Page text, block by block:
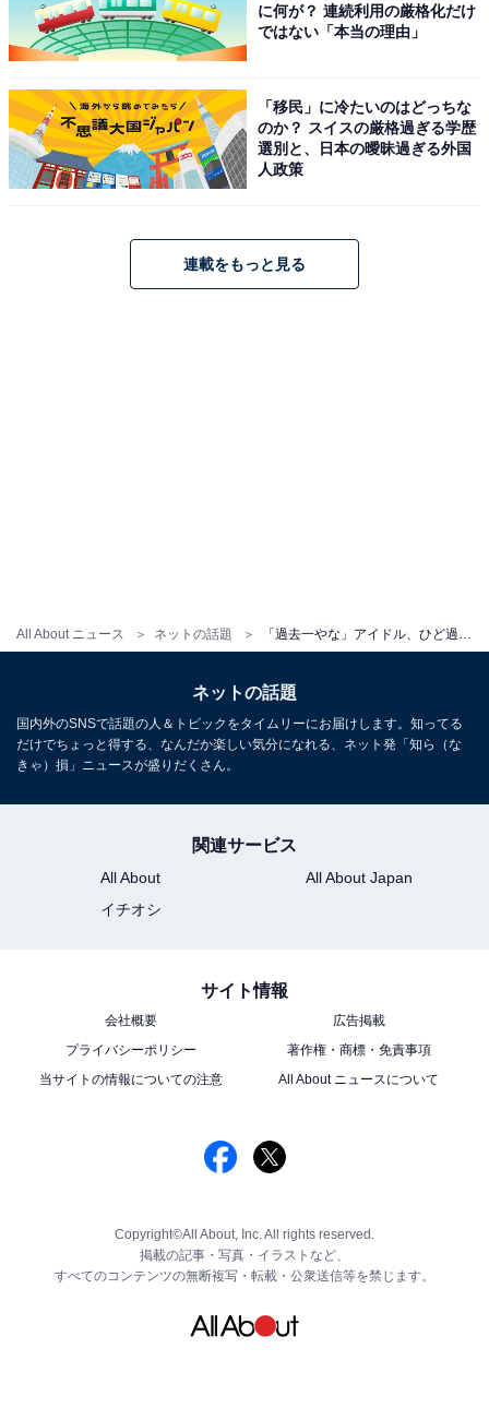
All About ニュース ネットの話題
に何が？ 連続利用の厳格化だけ
ではない「本当の理由」
「移民」に冷たいのはどっちな
のか？ スイスの厳格過ぎる学歴
選別と、日本の曖昧過ぎる外国
人政策
連載をもっと見る
ネットの話題
国内外のSNSで話題の人＆トピックをタイムリーにお届けします。知ってる
だけでちょっと得する、なんだか楽しい気分になれる、ネット発「知ら（な
きゃ）損」ニュースが盛りだくさん。
関連サービス
All About
All About Japan
イチオシ
サイト情報
会社概要
広告掲載
プライバシーポリシー
著作権・商標・免責事項
当サイトの情報についての注意
All About ニュースについて
Copyright©All About, Inc. All rights reserved.
掲載の記事・写真・イラストなど、
すべてのコンテンツの無断複写・転載・公衆送信等を禁じます。